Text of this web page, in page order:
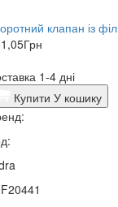
клапан із
Грн
1-4 дні
Купити У кошику